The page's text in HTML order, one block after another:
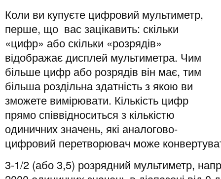
Коли ви купуєте цифровий мультиметр,
перше, що вас зацікавить: скільки
«цифр» або скільки «розрядів»
відображає дисплей мультиметра. Чим
більше цифр або розрядів він має, тим
більша роздільна здатність з якою ви
зможете вимірювати. Кількість цифр
прямо співвідноситься з кількістю
одиничних значень, які аналогово-
цифровий перетворювач може
3-1/2 (або 3,5) розрядний мультиметр,